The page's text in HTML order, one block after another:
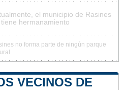
el municipio de Rasines
tiene hermanamiento
no forma parte de ningún parque
VECINOS DE